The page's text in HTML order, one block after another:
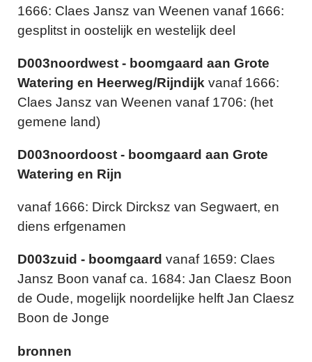
1666: Claes Jansz van Weenen vanaf 1666:
gesplitst in oostelijk en westelijk deel
D003noordwest - boomgaard aan Grote
Watering en Heerweg/Rijndijk
Claes Jansz van Weenen vanaf 1706: (het
gemene land)
D003noordoost - boomgaard aan Grote
Watering en Rijn
vanaf 1666: Dirck Dircksz van Segwaert, en
diens erfgenamen
D003zuid - boomgaard
Jansz Boon vanaf ca. 1684: Jan Claesz Boon
de Oude, mogelijk noordelijke helft Jan Claesz
Boon de Jonge
bronnen